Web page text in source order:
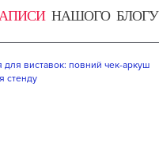
НАШОГО БЛОГУ